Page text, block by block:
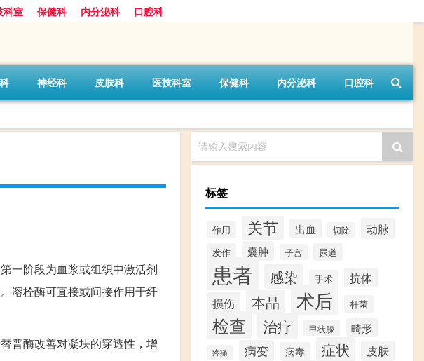
科室 保健科 内分泌科 口腔科
神经科 皮肤科 医技科室 保健科 内分泌科 口腔科
一阶段为血浆或组织中激活剂
溶栓酶可直接或间接作用于纤
普酶改善对凝块的穿透性，增
请输入搜索内容
标签
作用 关节 出血 切除 动脉
发作 囊肿 子宫 尿道
患者 感染 手术 抗体
损伤 本品 术后 杆菌
检查 治疗 甲状腺 畸形
疼痛 病变 病毒 症状 皮肤